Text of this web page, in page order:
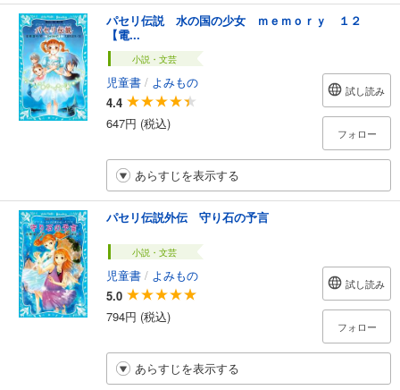
パセリ伝説 水の国の少女 ｍｅｍｏｒｙ １２
【電...
小説・文芸
児童書 / よみもの
4.4
647円 (税込)
試し読み
フォロー
あらすじを表示する
パセリ伝説外伝 守り石の予言
小説・文芸
児童書 / よみもの
5.0
794円 (税込)
試し読み
フォロー
あらすじを表示する